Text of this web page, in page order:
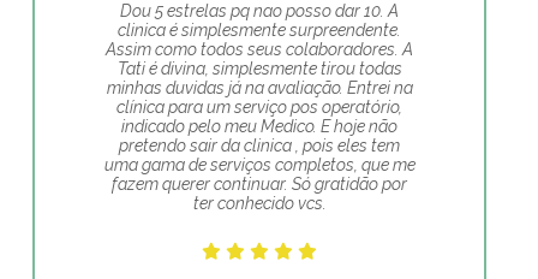
Dou 5 estrelas pq nao posso dar 10. A
clinica é simplesmente surpreendente.
Assim como todos seus colaboradores. A
Tati é divina, simplesmente tirou todas
minhas duvidas já na avaliação. Entrei na
clínica para um serviço pos operatório,
indicado pelo meu Medico. E hoje não
pretendo sair da clinica , pois eles tem
uma gama de serviços completos, que me
fazem querer continuar. Só gratidão por
ter conhecido vcs.